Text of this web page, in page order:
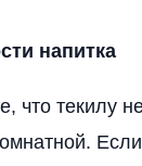
напитка
что текилу